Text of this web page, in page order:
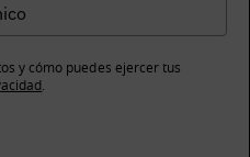
y cómo puedes ejercer tus